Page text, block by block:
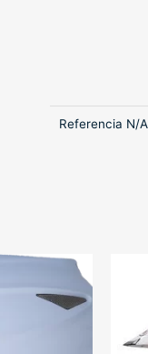
Referencia N/A